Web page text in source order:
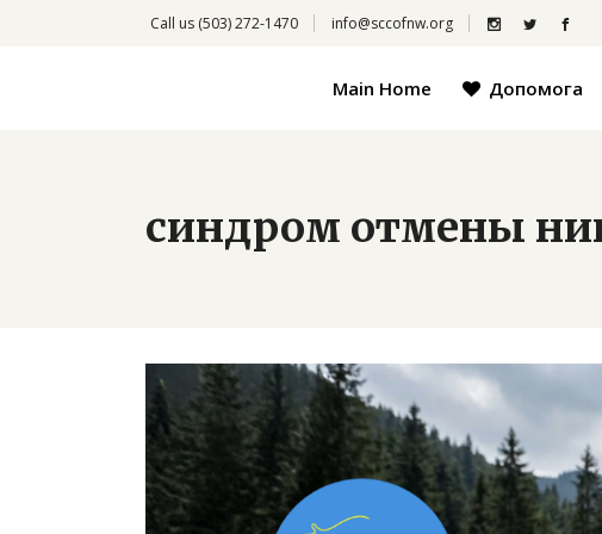
Call us (503) 272-1470 info@sccofnw.org
Main Home Допомога
синдром отмены